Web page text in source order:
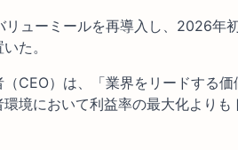
ューミールを再導入し、2026年
た。
CEO）は、「業界をリードする
境において利益率の最大化より